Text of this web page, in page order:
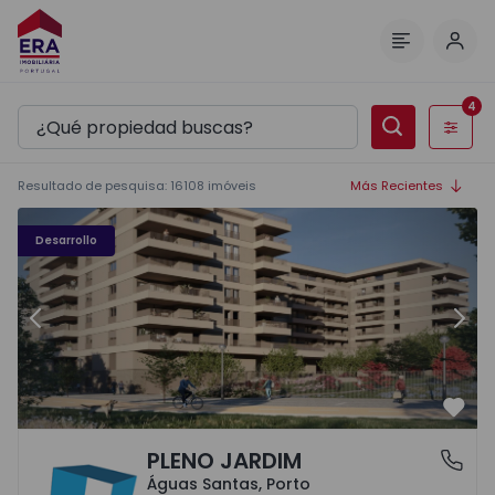
Filtros
4
Resultado de pesquisa: 16108 imóveis Más Recientes
Desarrollo
PLENO JARDIM - 3
Anterior
Águas Santas, PortoPLENO JARDIM
Águas Santas, Porto